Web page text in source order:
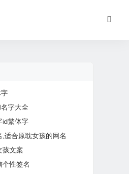
字大全
id繁体字
,适合原耽女孩的网名
孩文案
个性签名